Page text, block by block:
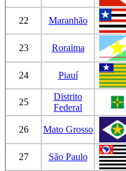
22 Maranhão
23 Roraima
24 Piauí
25
Distrito
Federal
26 Mato Grosso
27 São Paulo